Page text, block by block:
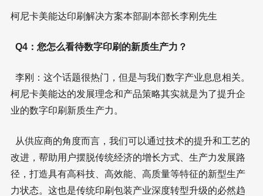
柯尼卡美能达印刷解决方案本部副本部长李刚先生
Q4：您怎么看待数字印刷的新质生产力？
李刚：这个话题很热门，但是与我们数字产业息息相关。
柯尼卡美能达的发展理念和产品策略其实就是为了提升企
业的数字印刷新质生产力。
从供应商的角度而言，我们可以通过技术的提升和工艺的
改进，帮助用户摆脱传统经济的增长方式、生产力发展路
径，打造具有高科技、高效能、高质量等特征的新型生产
力状态。这也是传统印刷包装产业深度转型升级的必然趋